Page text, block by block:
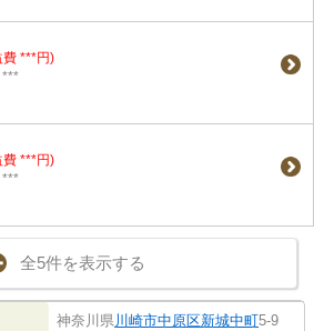
費 ***円)
***
費 ***円)
***
全5件を表示する
神奈川県川崎市中原区新城中町5-9